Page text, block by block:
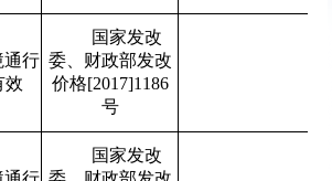
通行
效
国家发改
委、财政部发改
价格[2017]1186
号
国家发改